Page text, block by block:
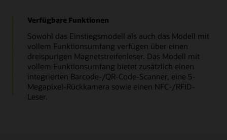
Verfügbare Funktionen
Sowohl das Einstiegsmodell als auch das Modell mit
vollem Funktionsumfang verfügen über einen
dreispurigen Magnetstreifenleser. Das Modell mit
vollem Funktionsumfang bietet zusätzlich einen
integrierten Barcode-/QR-Code-Scanner, eine 5-
Megapixel-Rückkamera sowie einen NFC-/RFID-
Leser.